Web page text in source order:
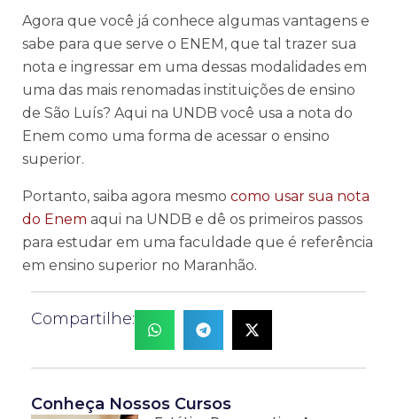
Agora que você já conhece algumas vantagens e
sabe para que serve o ENEM, que tal trazer sua
nota e ingressar em uma dessas modalidades em
uma das mais renomadas instituições de ensino
de São Luís? Aqui na UNDB você usa a nota do
Enem como uma forma de acessar o ensino
superior.
Portanto, saiba agora mesmo como usar sua nota
do Enem aqui na UNDB e dê os primeiros passos
para estudar em uma faculdade que é referência
em ensino superior no Maranhão.
Compartilhe:
Conheça Nossos Cursos